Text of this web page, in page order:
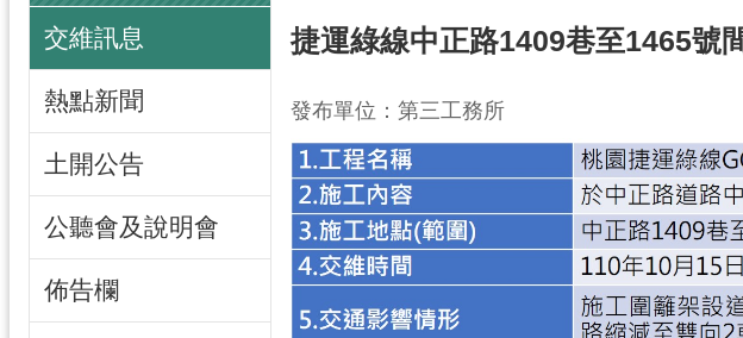
交維訊息
熱點新聞
土開公告
公聽會及說明會
佈告欄
捷運綠線中正路1409巷至1465號
發布單位：第三工務所